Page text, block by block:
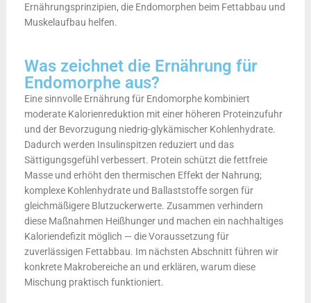
Ernährungsprinzipien, die Endomorphen beim Fettabbau und
Muskelaufbau helfen.
Was zeichnet die Ernährung für
Endomorphe aus?
Eine sinnvolle Ernährung für Endomorphe kombiniert
moderate Kalorienreduktion mit einer höheren Proteinzufuhr
und der Bevorzugung niedrig-glykämischer Kohlenhydrate.
Dadurch werden Insulinspitzen reduziert und das
Sättigungsgefühl verbessert. Protein schützt die fettfreie
Masse und erhöht den thermischen Effekt der Nahrung;
komplexe Kohlenhydrate und Ballaststoffe sorgen für
gleichmäßigere Blutzuckerwerte. Zusammen verhindern
diese Maßnahmen Heißhunger und machen ein nachhaltiges
Kaloriendefizit möglich — die Voraussetzung für
zuverlässigen Fettabbau. Im nächsten Abschnitt führen wir
konkrete Makrobereiche an und erklären, warum diese
Mischung praktisch funktioniert.